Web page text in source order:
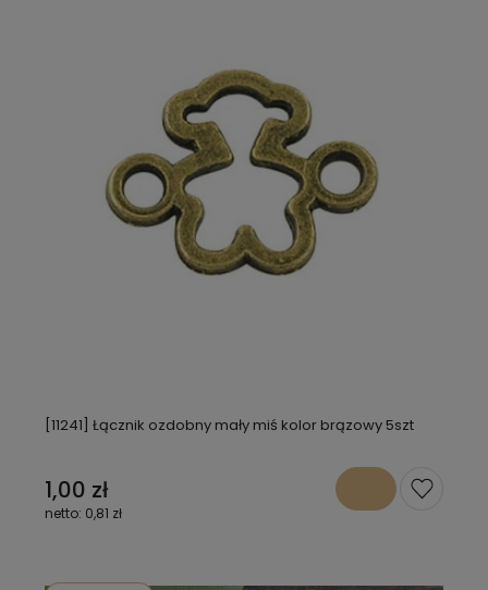
[11241] Łącznik ozdobny mały miś kolor brązowy 5szt
1,00 zł
0,81 zł